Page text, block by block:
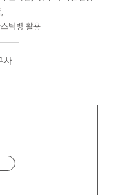
틱병 활용
사